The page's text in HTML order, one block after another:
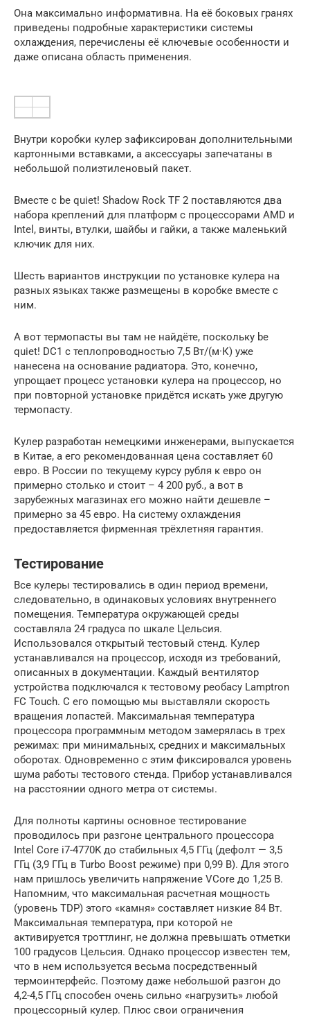
Она максимально информативна. На её боковых гранях
приведены подробные характеристики системы
охлаждения, перечислены её ключевые особенности и
даже описана область применения.
Внутри коробки кулер зафиксирован дополнительными
картонными вставками, а аксессуары запечатаны в
небольшой полиэтиленовый пакет.
Вместе с be quiet! Shadow Rock TF 2 поставляются два
набора креплений для платформ с процессорами AMD и
Intel, винты, втулки, шайбы и гайки, а также маленький
ключик для них.
Шесть вариантов инструкции по установке кулера на
разных языках также размещены в коробке вместе с
ним.
А вот термопасты вы там не найдёте, поскольку be
quiet! DC1 с теплопроводностью 7,5 Вт/(м·К) уже
нанесена на основание радиатора. Это, конечно,
упрощает процесс установки кулера на процессор, но
при повторной установке придётся искать уже другую
термопасту.
Кулер разработан немецкими инженерами, выпускается
в Китае, а его рекомендованная цена составляет 60
евро. В России по текущему курсу рубля к евро он
примерно столько и стоит – 4 200 руб., а вот в
зарубежных магазинах его можно найти дешевле –
примерно за 45 евро. На систему охлаждения
предоставляется фирменная трёхлетняя гарантия.
Тестирование
Все кулеры тестировались в один период времени,
следовательно, в одинаковых условиях внутреннего
помещения. Температура окружающей среды
составляла 24 градуса по шкале Цельсия.
Использовался открытый тестовый стенд. Кулер
устанавливался на процессор, исходя из требований,
описанных в документации. Каждый вентилятор
устройства подключался к тестовому реобасу Lamptron
FC Touch. С его помощью мы выставляли скорость
вращения лопастей. Максимальная температура
процессора программным методом замерялась в трех
режимах: при минимальных, средних и максимальных
оборотах. Одновременно с этим фиксировался уровень
шума работы тестового стенда. Прибор устанавливался
на расстоянии одного метра от системы.
Для полноты картины основное тестирование
проводилось при разгоне центрального процессора
Intel Core i7-4770K до стабильных 4,5 ГГц (дефолт — 3,5
ГГц (3,9 ГГц в Turbo Boost режиме) при 0,99 В). Для этого
нам пришлось увеличить напряжение VCore до 1,25 В.
Напомним, что максимальная расчетная мощность
(уровень TDP) этого «камня» составляет низкие 84 Вт.
Максимальная температура, при которой не
активируется троттлинг, не должна превышать отметки
100 градусов Цельсия. Однако процессор известен тем,
что в нем используется весьма посредственный
термоинтерфейс. Поэтому даже небольшой разгон до
4,2-4,5 ГГц способен очень сильно «нагрузить» любой
процессорный кулер. Плюс свои ограничения